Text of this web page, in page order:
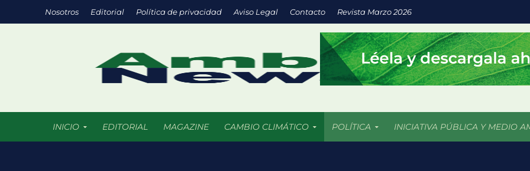
Nosotros Editorial Política de privacidad Aviso Legal Contacto Revista Marzo 2026
INICIO EDITORIAL MAGAZINE CAMBIO CLIMÁTICO POLÍTICA INICIATIVA PÚBLICA Y MEDIO